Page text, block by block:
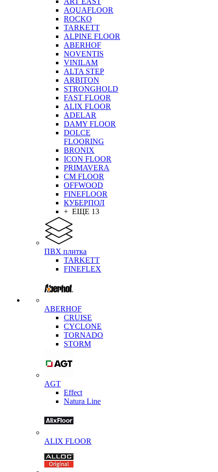
AQUAFLOOR
ROCKO
TARKETT
ALPINE FLOOR
ABERHOF
NOVENTIS
VINILAM
ALTA STEP
ARBITON
STRONGHOLD
FAST FLOOR
ALIX FLOOR
ADELAR
DAMY FLOOR
DOLCE
FLOORING
BRONIX
ICON FLOOR
PRIMAVERA
CM FLOOR
OFFWOOD
FINEFLOOR
КУБЕРПОЛ
+ ЕЩЕ 13
ПВХ плитка
TARKETT
FINEFLEX
ABERHOF
CRUISE
CYCLONE
TORNADO
STORM
AGT
Effect
Natura Line
ALIX FLOOR